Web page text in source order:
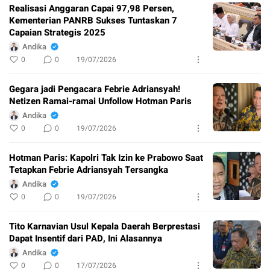
Realisasi Anggaran Capai 97,98 Persen,
Kementerian PANRB Sukses Tuntaskan 7
Capaian Strategis 2025
Andika
0 0 19/07/2026
Gegara jadi Pengacara Febrie Adriansyah!
Netizen Ramai-ramai Unfollow Hotman Paris
Andika
0 0 19/07/2026
Hotman Paris: Kapolri Tak Izin ke Prabowo Saat
Tetapkan Febrie Adriansyah Tersangka
Andika
0 0 19/07/2026
Tito Karnavian Usul Kepala Daerah Berprestasi
Dapat Insentif dari PAD, Ini Alasannya
Andika
0 0 17/07/2026